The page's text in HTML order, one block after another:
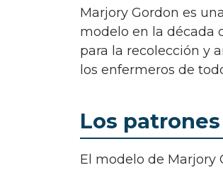
Marjory Gordon es una enfermera y educadora estadounidense que desarrolló su
modelo en la década
para la recolección y
los enfermeros de
Los
El modelo de Marjory Gordon se basa en 11 patrones funcionales de salud. Cada patrón